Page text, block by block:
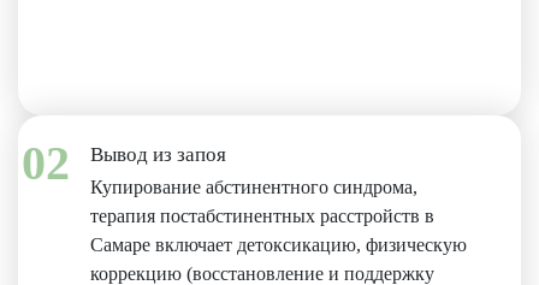
02 Вывод из запоя
Купирование абстинентного синдрома,
терапия постабстинентных расстройств в
Самаре включает детоксикацию, физическую
коррекцию (восстановление и поддержку